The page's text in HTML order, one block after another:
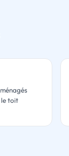
le toit